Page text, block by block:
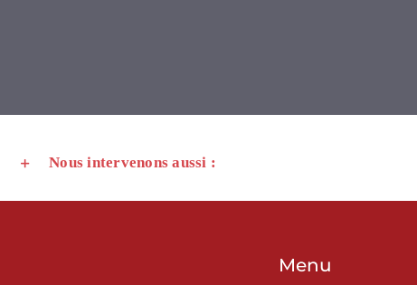
Nous intervenons aussi :
Menu